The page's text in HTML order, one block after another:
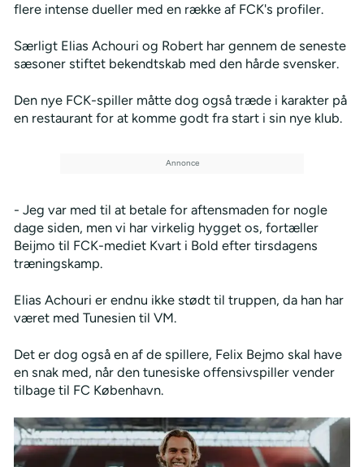
flere intense dueller med en række af FCK's profiler.
Særligt Elias Achouri og Robert har gennem de seneste
sæsoner stiftet bekendtskab med den hårde svensker.
Den nye FCK-spiller måtte dog også træde i karakter på
en restaurant for at komme godt fra start i sin nye klub.
- Jeg var med til at betale for aftensmaden for nogle
dage siden, men vi har virkelig hygget os, fortæller
Beijmo til FCK-mediet Kvart i Bold efter tirsdagens
træningskamp.
Elias Achouri er endnu ikke stødt til truppen, da han har
været med Tunesien til VM.
Det er dog også en af de spillere, Felix Bejmo skal have
en snak med, når den tunesiske offensivspiller vender
tilbage til FC København.